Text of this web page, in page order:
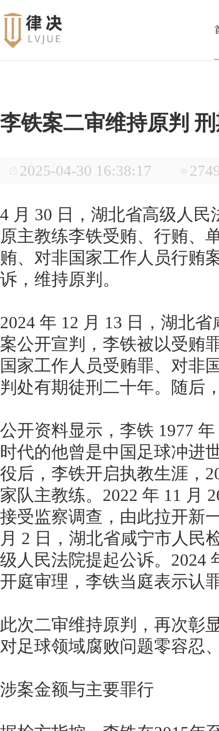
李铁案二审维持原判
2025-04-30 16:38:17
4 月 30 日，湖北省高级人
原主教练李铁受贿、行贿、
贿、对非国家工作人员行贿
诉，维持原判。
2024 年 12 月 13 日，湖北
案公开宣判，李铁被以受贿
国家工作人员受贿罪、对非
判处有期徒刑二十年。随后
公开资料显示，李铁 1977
时代的他曾是中国足球冲进
役后，李铁开启执教生涯，
家队主教练。2022 年 11 月
接受监察调查，由此拉开新
月 2 日，湖北省咸宁市人民
级人民法院提起公诉。2024
开庭审理，李铁当庭表示认
此次二审维持原判，再次彰
对足球领域腐败问题零容忍
涉案金额与主要罪行